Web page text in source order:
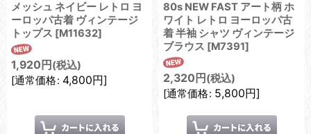
メッシュ ネイビー レトロ ヨ
ーロッパ古着 ヴィンテージ
トップス [M11632]
1,920 円 (税込)
[通常価格: 4,800円]
80s NEW FAST アート柄 ホ
ワイト レトロ ヨーロッパ古
着 半袖 シャツ ヴィンテージ
ブラウス [M7391]
2,320 円 (税込)
[通常価格: 5,800円]